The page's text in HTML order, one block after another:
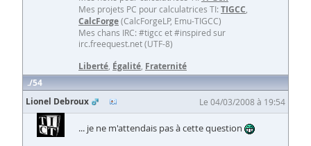
Mes projets PC pour calculatrices TI: TIGCC,
CalcForge(CalcForgeLP, Emu-TIGCC)
Mes chans IRC: #tigcc et #inspired sur
irc.freequest.net (UTF-8)
Liberté, Égalité, Fraternité
54
Lionel Debroux
Le 04/03/2008 à 19:54
... je ne m'attendais pas à cette question